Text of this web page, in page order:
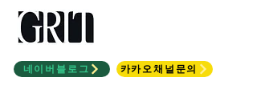
네이버블로그 카카오채널문의